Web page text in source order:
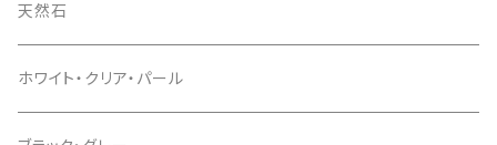
天然石
ホワイト・クリア・パール